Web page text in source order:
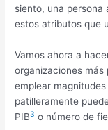
siento, una persona
estos atributos que
Vamos ahora a
organizaciones más
emplear
patilleramente
PIB3 o número de